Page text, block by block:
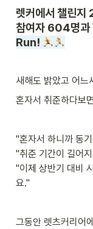
렛커에서 챌린지
참여자 604명과
Run!
새해도 밝았고 어느
혼자서 취준하다보
"혼자서 하니까 동
"취준 기간이 길어
"이제 상반기 대비
요."
그동안 렛츠커리어